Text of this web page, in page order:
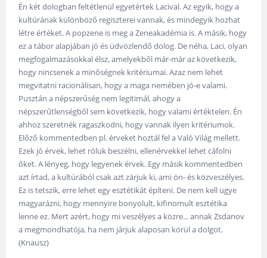
Én két dologban feltétlenül egyetértek Lacival. Az egyik, hogy a
kultúrának különböző regiszterei vannak, és mindegyik hozhat
létre értéket. A popzene is meg a Zeneakadémia is. A másik, hogy
ez a tábor alapjában jó és üdvözlendő dolog. De néha, Laci, olyan
megfogalmazásokkal élsz, amelyekből már-már az következik,
hogy nincsenek a minőségnek kritériumai. Azaz nem lehet
megvitatni racionálisan, hogy a maga nemében jó-e valami.
Pusztán a népszerűség nem legitimál, ahogy a
népszerűtlenségből sem következik, hogy valami értéktelen. Én
ahhoz szeretnék ragaszkodni, hogy vannak ilyen kritériumok.
Előző kommentedben pl. érveket hoztál fel a Való Világ mellett.
Ezek jó érvek, lehet róluk beszélni, ellenérvekkel lehet cáfolni
őket. A lényeg, hogy legyenek érvek. Egy másik kommentedben
azt írtad, a kultúrából csak azt zárjuk ki, ami ön- és közveszélyes.
Ez is tetszik, erre lehet egy esztétikát építeni. De nem kell ugye
magyarázni, hogy mennyire bonyolult, kifinomult esztétika
lenne ez. Mert azért, hogy mi veszélyes a közre... annak Zsdanov
a megmondhatója, ha nem járjuk alaposan körül a dolgot.
(Knausz)